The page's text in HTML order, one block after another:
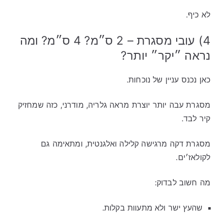
לא כיף.
4) עובי מסגרת – 2 ס״מ? 4 ס״מ? ומה
נראה ״יקר״ יותר?
כאן נכנס עניין של נוכחות.
מסגרת עבה יותר יוצרת מראה גלריה, מודרני, כזה שמחזיק
קיר לבד.
מסגרת דקה מרגישה קלילה ואלגנטית, ומתאימה גם
לקולאז׳ים.
מה חשוב לבדוק:
שהעץ ישר ולא מתעוות בקלות.